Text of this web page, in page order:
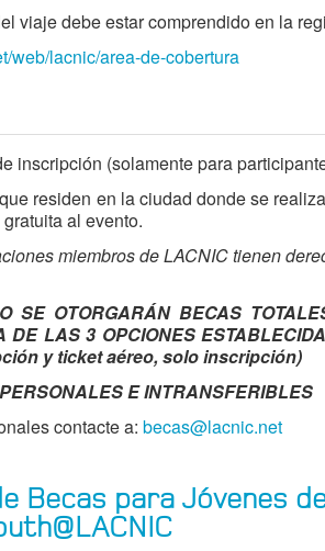
viaje debe estar comprendido en la
web/lacnic/area-de-cobertura
inscripción (solamente para
residen en la ciudad donde se
al evento.
miembros de LACNIC tienen
SE OTORGARÁN BECAS
DE LAS 3 OPCIONES
y ticket aéreo, solo inscripción)
E INTRANSFERIBLES
contacte a: becas@lacnic.net
Becas para Jóvenes